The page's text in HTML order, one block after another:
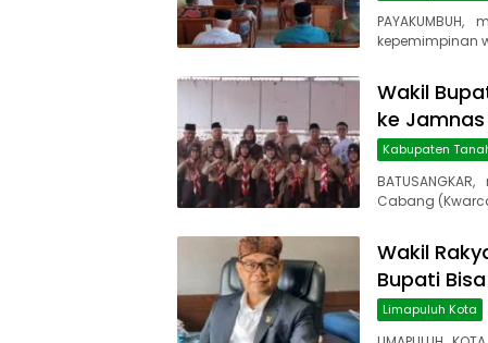
kepemimpinan
Wakil
ke
Kabupaten
Cabang
Wakil
Bupati
Limapuluh Kota